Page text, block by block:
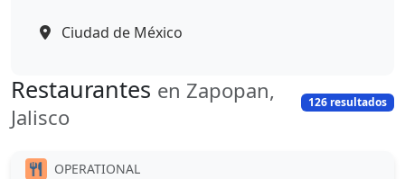
Ciudad de México
Restaurantes en Zapopan,
Jalisco
126 resultados
OPERATIONAL